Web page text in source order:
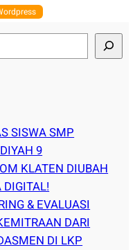
SISWA SMP
9
KLATEN DIUBAH
& EVALUASI
DARI
DI LKP